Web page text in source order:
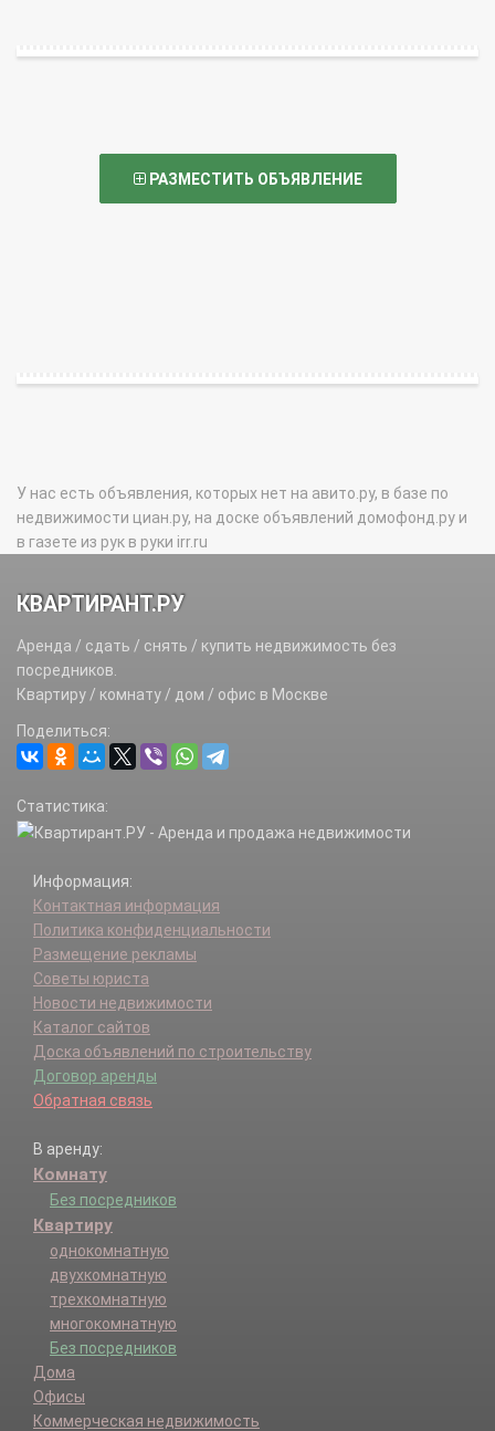
РАЗМЕСТИТЬ ОБЪЯВЛЕНИЕ
У нас есть объявления, которых нет на авито.ру, в базе по
недвижимости циан.ру, на доске объявлений домофонд.ру и
в газете из рук в руки irr.ru
КВАРТИРАНТ.РУ
Аренда / сдать / снять / купить недвижимость без
посредников.
Квартиру / комнату / дом / офис в Москве
Поделиться:
Статистика:
Информация:
Контактная информация
Политика конфиденциальности
Размещение рекламы
Советы юриста
Новости недвижимости
Каталог сайтов
Доска объявлений по строительству
Договор аренды
Обратная связь
В аренду:
Комнату
Без посредников
Квартиру
однокомнатную
двухкомнатную
трехкомнатную
многокомнатную
Без посредников
Дома
Офисы
Коммерческая недвижимость